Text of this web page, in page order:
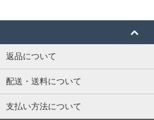
返品について
配送・送料について
支払い方法について